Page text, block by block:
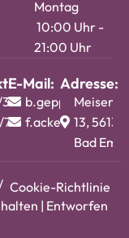
Montag
10:00 Uhr -
21:00 Uhr
74983412
E-Mail: Adresse:
13, 56130
Bad Ems
| Entworfen
Cookie-Richtlinie